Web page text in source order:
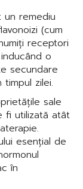
un remediu
(cum
receptori
o
secundare
zilei.
sale
fi utilizată atât
esențial de
în